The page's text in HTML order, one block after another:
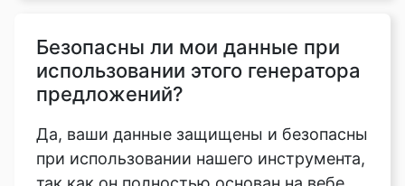
Безопасны ли мои данные при
использовании этого генератора
предложений?
Да, ваши данные защищены и безопасны
при использовании нашего инструмента,